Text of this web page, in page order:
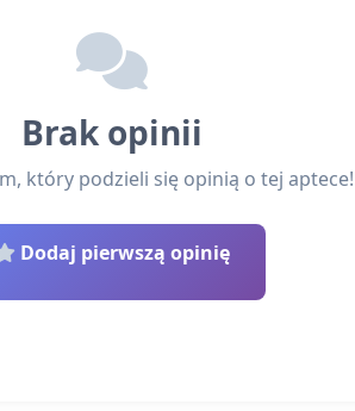
Brak opinii
który podzieli się opinią o tej aptece!
Dodaj pierwszą opinię